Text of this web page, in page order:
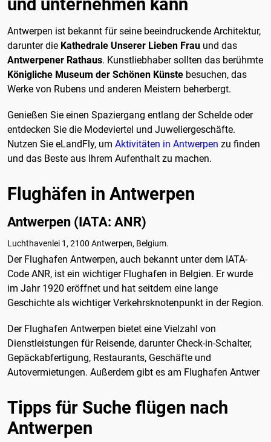
und unternehmen kann
Antwerpen ist bekannt für seine beeindruckende Architektur,
darunter die Kathedrale Unserer Lieben Frau und das
Antwerpener Rathaus. Kunstliebhaber sollten das berühmte
Königliche Museum der Schönen Künste besuchen, das
Werke von Rubens und anderen Meistern beherbergt.
Genießen Sie einen Spaziergang entlang der Schelde oder
entdecken Sie die Modeviertel und Juweliergeschäfte.
Nutzen Sie eLandFly, um Aktivitäten in Antwerpen zu finden
und das Beste aus Ihrem Aufenthalt zu machen.
Flughäfen in Antwerpen
Antwerpen (IATA: ANR)
Luchthavenlei 1, 2100 Antwerpen, Belgium.
Der Flughafen Antwerpen, auch bekannt unter dem IATA-
Code ANR, ist ein wichtiger Flughafen in Belgien. Er wurde
im Jahr 1920 eröffnet und hat seitdem eine lange
Geschichte als wichtiger Verkehrsknotenpunkt in der Region.
Der Flughafen Antwerpen bietet eine Vielzahl von
Dienstleistungen für Reisende, darunter Check-in-Schalter,
Gepäckabfertigung, Restaurants, Geschäfte und
Autovermietungen. Außerdem gibt es am Flughafen Antwer
Tipps für Suche flügen nach
Antwerpen